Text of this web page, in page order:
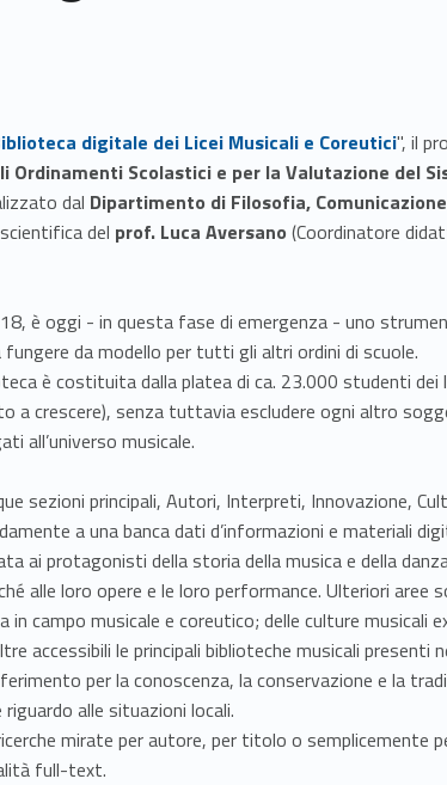
digitale dei Licei Musicali e Coreutici", il
Ordinamenti Scolastici e per la Valutazione del
dal Dipartimento di Filosofia,
del prof. Luca Aversano (Coordinatore
è oggi - in questa fase di emergenza - uno
fungere da modello per tutti gli altri ordini di scuole.
è costituita dalla platea di ca. 23.000 studenti dei
a crescere), senza tuttavia escludere ogni altro
all’universo musicale.
sezioni principali, Autori, Interpreti, Innovazione,
a una banca dati d’informazioni e materiali
ai protagonisti della storia della musica e della
alle loro opere e le loro performance. Ulteriori aree
in campo musicale e coreutico; delle culture musicali
accessibili le principali biblioteche musicali presenti
per la conoscenza, la conservazione e la
alle situazioni locali.
mirate per autore, per titolo o semplicemente
full-text.